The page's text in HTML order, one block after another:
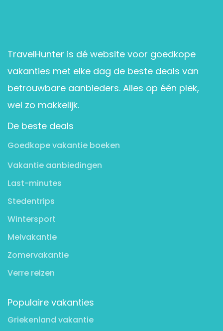
TravelHunter is dé website voor goedkope
vakanties met elke dag de beste deals van
betrouwbare aanbieders. Alles op één plek,
wel zo makkelijk.
De beste deals
Goedkope vakantie boeken
Vakantie aanbiedingen
Last-minutes
Stedentrips
Wintersport
Meivakantie
Zomervakantie
Verre reizen
Populaire vakanties
Griekenland vakantie